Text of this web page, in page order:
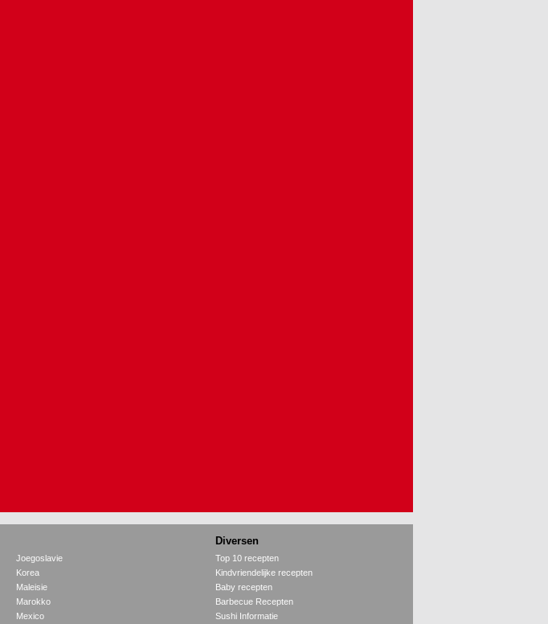
Diversen
Joegoslavie
Korea
Maleisie
Marokko
Mexico
Top 10 recepten
Kindvriendelijke recepten
Baby recepten
Barbecue Recepten
Sushi Informatie